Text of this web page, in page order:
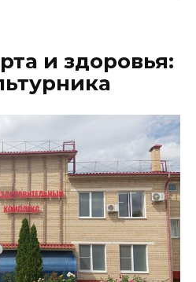
и здоровья: